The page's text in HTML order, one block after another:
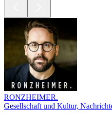
RONZHEIMER.
Gesellschaft und Kultur,